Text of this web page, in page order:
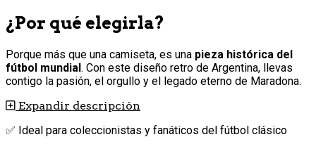
¿Por qué elegirla?
Porque más que una camiseta, es una pieza histórica del
fútbol mundial. Con este diseño retro de Argentina, llevas
contigo la pasión, el orgullo y el legado eterno de Maradona.
Expandir descripción
✅ Ideal para coleccionistas y fanáticos del fútbol clásico